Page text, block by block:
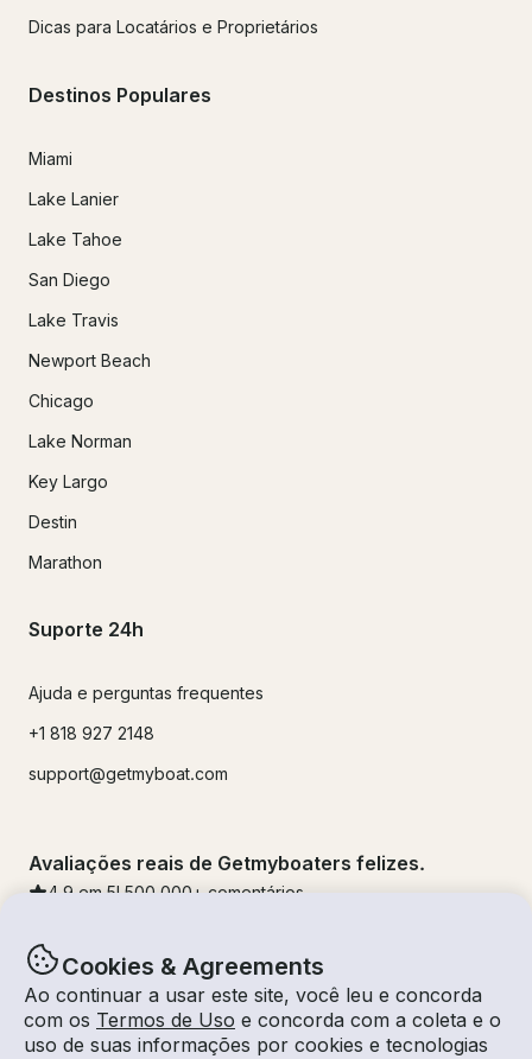
Cookies & Agreements
Ao continuar a usar este site, você leu e concorda
com os Termos de Uso e concorda com a coleta e o
uso de suas informações por cookies e tecnologias
Dicas para Locatários e Proprietários
Destinos Populares
Miami
Lake Lanier
Lake Tahoe
San Diego
Lake Travis
Newport Beach
Chicago
Lake Norman
Key Largo
Destin
Marathon
Suporte 24h
Ajuda e perguntas frequentes
+1 818 927 2148
support@getmyboat.com
Avaliações reais de Getmyboaters felizes.
4.9 em 5! 500,000 + comentários